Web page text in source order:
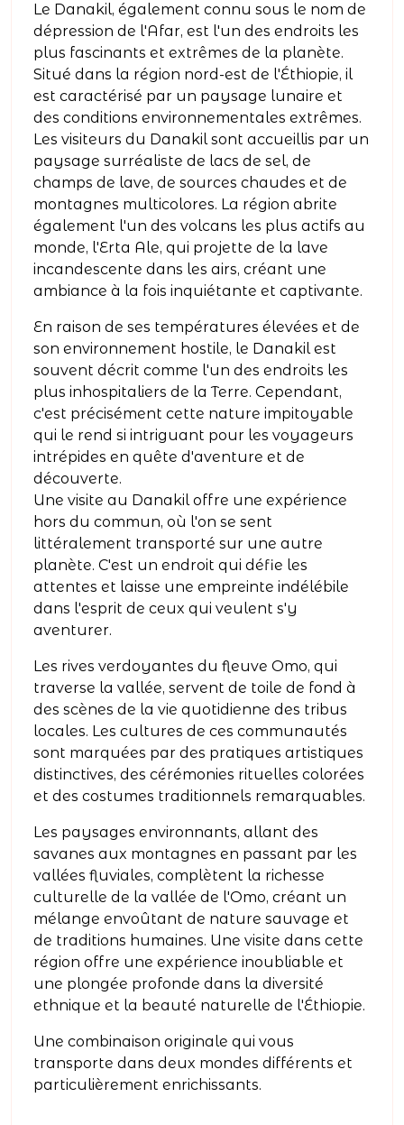
Le Danakil, également connu sous le nom de
dépression de l'Afar, est l'un des endroits les
plus fascinants et extrêmes de la planète.
Situé dans la région nord-est de l'Éthiopie, il
est caractérisé par un paysage lunaire et
des conditions environnementales extrêmes.
Les visiteurs du Danakil sont accueillis par un
paysage surréaliste de lacs de sel, de
champs de lave, de sources chaudes et de
montagnes multicolores. La région abrite
également l'un des volcans les plus actifs au
monde, l'Erta Ale, qui projette de la lave
incandescente dans les airs, créant une
ambiance à la fois inquiétante et captivante.
En raison de ses températures élevées et de
son environnement hostile, le Danakil est
souvent décrit comme l'un des endroits les
plus inhospitaliers de la Terre. Cependant,
c'est précisément cette nature impitoyable
qui le rend si intriguant pour les voyageurs
intrépides en quête d'aventure et de
découverte.
Une visite au Danakil offre une expérience
hors du commun, où l'on se sent
littéralement transporté sur une autre
planète. C'est un endroit qui défie les
attentes et laisse une empreinte indélébile
dans l'esprit de ceux qui veulent s'y
aventurer.
Les rives verdoyantes du fleuve Omo, qui
traverse la vallée, servent de toile de fond à
des scènes de la vie quotidienne des tribus
locales. Les cultures de ces communautés
sont marquées par des pratiques artistiques
distinctives, des cérémonies rituelles colorées
et des costumes traditionnels remarquables.
Les paysages environnants, allant des
savanes aux montagnes en passant par les
vallées fluviales, complètent la richesse
culturelle de la vallée de l'Omo, créant un
mélange envoûtant de nature sauvage et
de traditions humaines. Une visite dans cette
région offre une expérience inoubliable et
une plongée profonde dans la diversité
ethnique et la beauté naturelle de l'Éthiopie.
Une combinaison originale qui vous
transporte dans deux mondes différents et
particulièrement enrichissants.